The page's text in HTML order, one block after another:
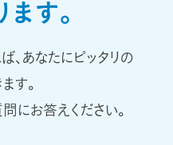
す。
、あなたにピッタリの
す。
にお答えください。